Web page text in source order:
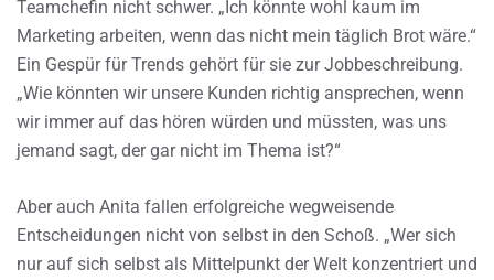
Teamchefin nicht schwer. „Ich könnte wohl kaum im
Marketing arbeiten, wenn das nicht mein täglich Brot wäre.“
Ein Gespür für Trends gehört für sie zur Jobbeschreibung.
„Wie könnten wir unsere Kunden richtig ansprechen, wenn
wir immer auf das hören würden und müssten, was uns
jemand sagt, der gar nicht im Thema ist?“
Aber auch Anita fallen erfolgreiche wegweisende
Entscheidungen nicht von selbst in den Schoß. „Wer sich
nur auf sich selbst als Mittelpunkt der Welt konzentriert und